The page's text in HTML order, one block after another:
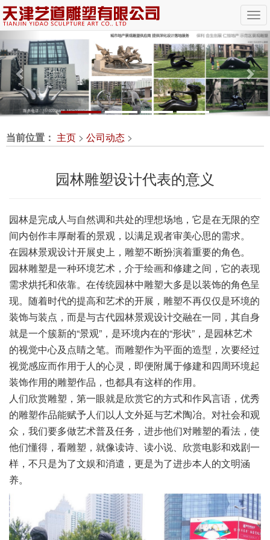
Previous
当前位置： 主页 > 公司动态 >
园林雕塑设计代表的意义
园林是完成人与自然调和共处的理想场地，它是在无限的空
间内创作丰厚耐看的景观，以满足观者审美心思的需求。
在园林景观设计开展史上，雕塑不断扮演着重要的角色。
园林雕塑是一种环境艺术，介于绘画和修建之间，它的表现
需求烘托和依靠。在传统园林中雕塑大多是以装饰的角色呈
现。随着时代的提高和艺术的开展，雕塑不再仅仅是环境的
装饰与装点，而是与古代园林景观设计交融在一同，其自身
就是一个簇新的“景观”，是环境内在的“形状”，是园林艺术
的视觉中心及点睛之笔。而雕塑作为平面的造型，次要经过
视觉感应而作用于人的心灵，即便附属于修建和四周环境起
装饰作用的雕塑作品，也都具有这样的作用。
人们欣赏雕塑，第一眼就是欣赏它的方式和作风言语，优秀
的雕塑作品能赋予人们以人文外延与艺术陶冶。对社会和观
众，我们要多做艺术普及任务，进步他们对雕塑的看法，使
他们懂得，看雕塑，就像读诗、读小说、欣赏电影和戏剧一
样，不只是为了文娱和消遣，更是为了进步本人的文明涵
养。